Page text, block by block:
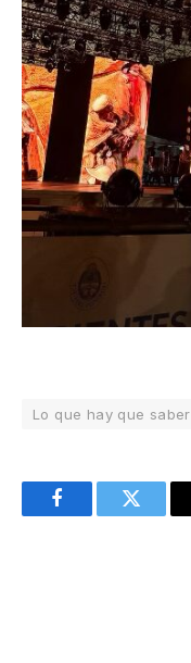
Lo que hay que saber
FacebookTwitter